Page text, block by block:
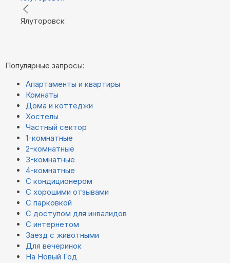
Ялуторовск
Популярные запросы:
Апартаменты и квартиры
Комнаты
Дома и коттеджи
Хостелы
Частный сектор
1-комнатные
2-комнатные
3-комнатные
4-комнатные
С кондиционером
С хорошими отзывами
С парковкой
С доступом для инвалидов
С интернетом
Заезд с животными
Для вечеринок
На Новый Год